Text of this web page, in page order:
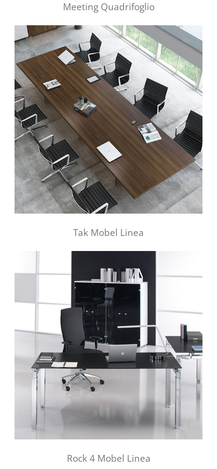
Meeting Quadrifoglio
Tak Mobel Linea
Rock 4 Mobel Linea